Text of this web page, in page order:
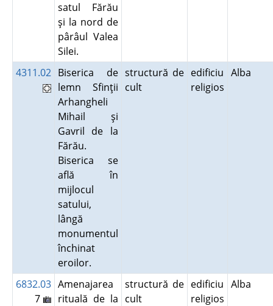
satul Fărău
şi la nord de
pârâul Valea
Silei.
4311.02 Biserica de
lemn Sfinţii
Arhangheli
Mihail şi
Gavril de la
Fărău.
Biserica se
află în
mijlocul
satului,
lângă
monumentul
închinat
eroilor.
structură de
cult
edificiu
religios
Alba
6832.03
7
Amenajarea
rituală de la
structură de
cult
edificiu
religios
Alba